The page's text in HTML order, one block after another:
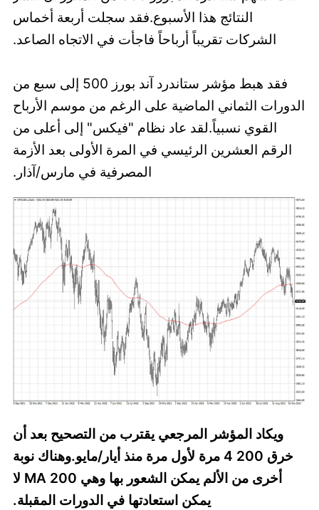
النتائج هذا الأسبوع.فقد سجلت أربعة أخماس
الشركات تقريباً أرباحاً فاجأت في الاتجاه الصاعد.
فقد هبط مؤشر ستاندرد آند بورز 500 إلى سبع من
الدورات الثماني الماضية على الرغم من موسم الأرباح
القوي نسبياً.لقد عاد نظام "فيكس" إلى أعلى من
الرقم العشرين الرئيسي في المرة الأولى بعد الأزمة
المصرفية في مارس/آذار.
ويكاد المؤشر المرجعي يقترب من التصحيح بعد أن
خرق 200 4 مرة لأول مرة منذ أيار/مايو.وهناك نوبة
أخرى من الألم يمكن الشعور بها وهي 200 MA لا
يمكن استعادتها في الدورات المقبلة.